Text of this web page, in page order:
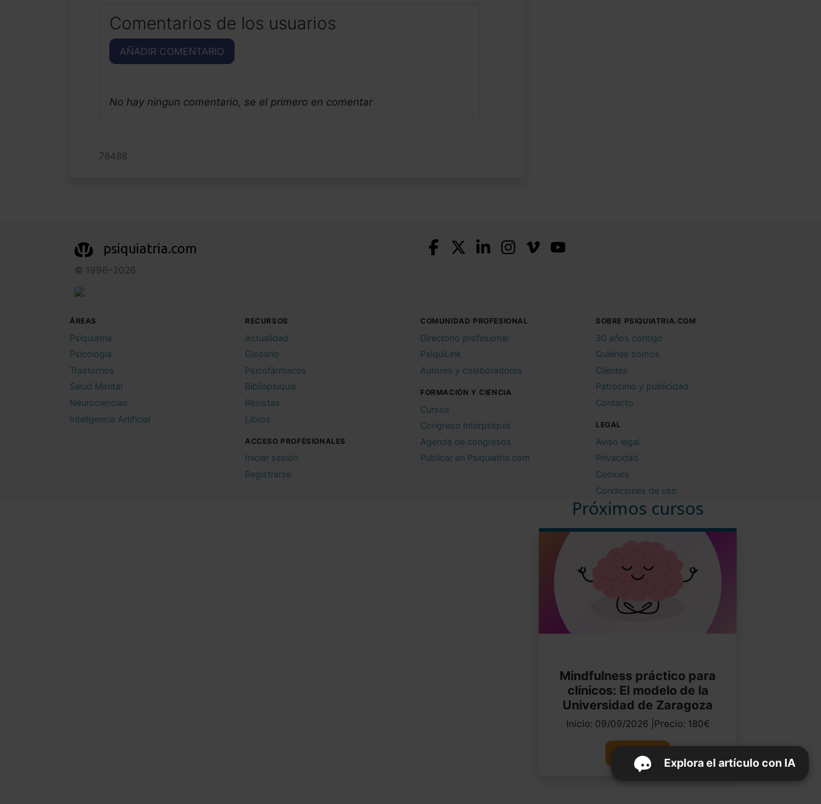
Comentarios de los usuarios
AÑADIR COMENTARIO
No hay ningun comentario, se el primero en comentar
78488
Próximos cursos
Mindfulness práctico para
clínicos: El modelo de la
Universidad de Zaragoza
Inicio: 09/09/2026 |Precio: 180€
Ver curso
Explora el artículo con IA
psiquiatria.com
© 1996–2026
ÁREAS
Psiquiatría
Psicología
Trastornos
Salud Mental
Neurociencias
Inteligencia Artificial
RECURSOS
Actualidad
Glosario
Psicofármacos
Bibliopsiquis
Revistas
Libros
ACCESO PROFESIONALES
Iniciar sesión
Registrarse
COMUNIDAD PROFESIONAL
Directorio profesional
PsiquiLink
Autores y colaboradores
FORMACIÓN Y CIENCIA
Cursos
Congreso Interpsiquis
Agenda de congresos
Publicar en Psiquiatria.com
SOBRE PSIQUIATRIA.COM
30 años contigo
Quiénes somos
Clientes
Patrocinio y publicidad
Contacto
LEGAL
Aviso legal
Privacidad
Cookies
Condiciones de uso